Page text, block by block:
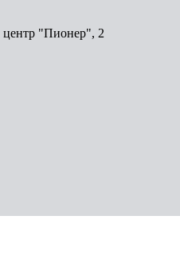
центр "Пионер", 2